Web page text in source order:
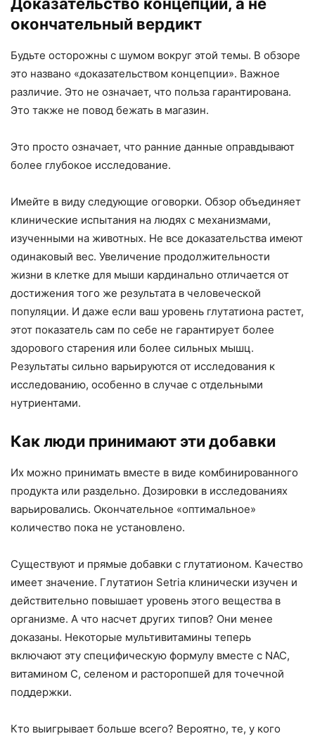
окончательный вердикт
Будьте осторожны с шумом вокруг этой темы. В обзоре
это названо «доказательством концепции». Важное
различие. Это не означает, что польза гарантирована.
Это также не повод бежать в магазин.
Это просто означает, что ранние данные оправдывают
более глубокое исследование.
Имейте в виду следующие оговорки. Обзор объединяет
клинические испытания на людях с механизмами,
изученными на животных. Не все доказательства имеют
одинаковый вес. Увеличение продолжительности
жизни в клетке для мыши кардинально отличается от
достижения того же результата в человеческой
популяции. И даже если ваш уровень глутатиона растет,
этот показатель сам по себе не гарантирует более
здорового старения или более сильных мышц.
Результаты сильно варьируются от исследования к
исследованию, особенно в случае с отдельными
нутриентами.
Как люди принимают эти добавки
Их можно принимать вместе в виде комбинированного
продукта или раздельно. Дозировки в исследованиях
варьировались. Окончательное «оптимальное»
количество пока не установлено.
Существуют и прямые добавки с глутатионом. Качество
имеет значение. Глутатион Setria клинически изучен и
действительно повышает уровень этого вещества в
организме. А что насчет других типов? Они менее
доказаны. Некоторые мультивитамины теперь
включают эту специфическую формулу вместе с NAC,
витамином С, селеном и расторопшей для точечной
поддержки.
Кто выигрывает больше всего? Вероятно, те, у кого